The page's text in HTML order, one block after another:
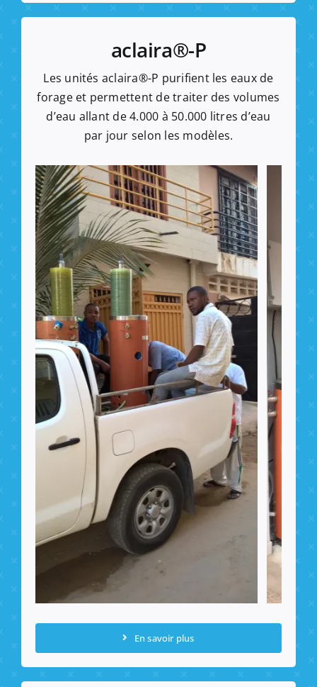
aclaira®-P
Les unités aclaira®-P purifient les eaux de
forage et permettent de traiter des volumes
d’eau allant de 4.000 à 50.000 litres d’eau
par jour selon les modèles.
En savoir plus